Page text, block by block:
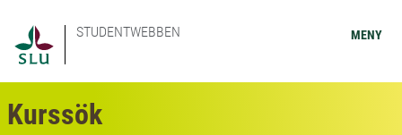
STUDENTWEBBEN MENY
Kurssök